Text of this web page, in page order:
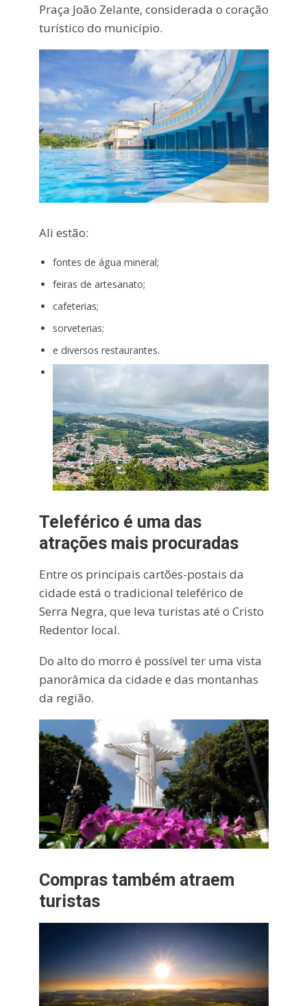
Praça João Zelante, considerada o coração
turístico do município.
Ali estão:
fontes de água mineral;
feiras de artesanato;
cafeterias;
sorveterias;
e diversos restaurantes.
Teleférico é uma das
atrações mais procuradas
Entre os principais cartões-postais da
cidade está o tradicional teleférico de
Serra Negra, que leva turistas até o Cristo
Redentor local.
Do alto do morro é possível ter uma vista
panorâmica da cidade e das montanhas
da região.
Compras também atraem
turistas